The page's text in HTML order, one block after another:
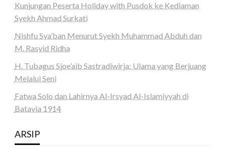
Kunjungan Peserta Holiday with Pusdok ke Kediaman
Syekh Ahmad Surkati
Nishfu Sya’ban Menurut Syekh Muhammad Abduh dan
M. Rasyid Ridha
H. Tubagus Sjoe’aib Sastradiwirja: Ulama yang Berjuang
Melalui Seni
Fatwa Solo dan Lahirnya Al-Irsyad Al-Islamiyyah di
Batavia 1914
ARSIP